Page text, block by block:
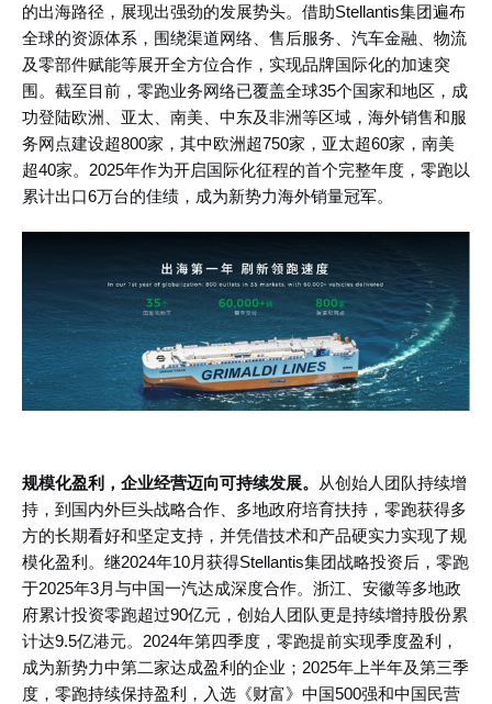
的出海路径，展现出强劲的发展势头。借助Stellantis集团遍布
全球的资源体系，围绕渠道网络、售后服务、汽车金融、物流
及零部件赋能等展开全方位合作，实现品牌国际化的加速突
围。截至目前，零跑业务网络已覆盖全球35个国家和地区，成
功登陆欧洲、亚太、南美、中东及非洲等区域，海外销售和服
务网点建设超800家，其中欧洲超750家，亚太超60家，南美
超40家。2025年作为开启国际化征程的首个完整年度，零跑以
累计出口6万台的佳绩，成为新势力海外销量冠军。
规模化盈利，企业经营迈向可持续发展。
从创始人团队持续增
持，到国内外巨头战略合作、多地政府培育扶持，零跑获得多
方的长期看好和坚定支持，并凭借技术和产品硬实力实现了规
模化盈利。继2024年10月获得Stellantis集团战略投资后，零跑
于2025年3月与中国一汽达成深度合作。浙江、安徽等多地政
府累计投资零跑超过90亿元，创始人团队更是持续增持股份累
计达9.5亿港元。2024年第四季度，零跑提前实现季度盈利，
成为新势力中第二家达成盈利的企业；2025年上半年及第三季
度，零跑持续保持盈利，入选《财富》中国500强和中国民营